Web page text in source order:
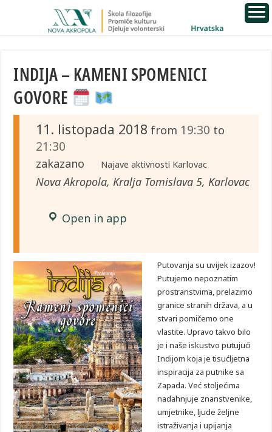
INDIJA – KAMENI SPOMENICI
GOVORE
11. listopada 2018 from 19:30 to
21:30
zakazano Najave aktivnosti Karlovac
Nova Akropola, Kralja Tomislava 5, Karlovac
Open in app
Putovanja su uvijek izazov!
Putujemo nepoznatim
prostranstvima, prelazimo
granice stranih država, a u
stvari pomičemo one
vlastite. Upravo takvo bilo
je i naše iskustvo putujući
Indijom koja je tisućljetna
inspiracija za putnike sa
Zapada. Već stoljećima
nadahnjuje znanstvenike,
umjetnike, ljude željne
istraživanja i upijanja